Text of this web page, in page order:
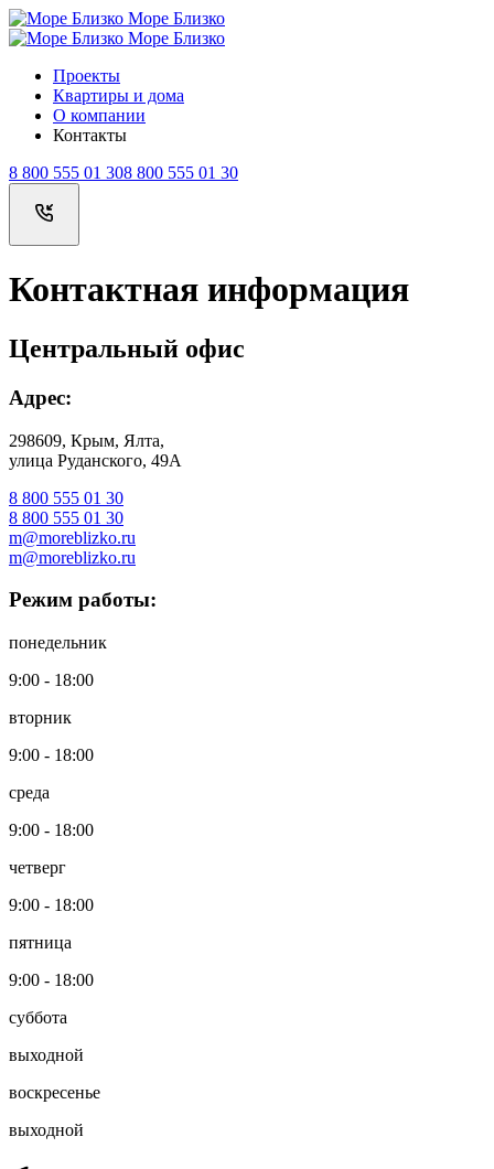
Море Близко
Море Близко
Проекты
Квартиры и дома
О компании
Контакты
8 800 555 01 308 800 555 01 30
Контактная информация
Центральный офис
Адрес:
298609, Крым, Ялта,
улица Руданского, 49А
8 800 555 01 30
8 800 555 01 30
m@moreblizko.ru
m@moreblizko.ru
Режим работы:
понедельник
9:00 ‑ 18:00
вторник
9:00 ‑ 18:00
среда
9:00 ‑ 18:00
четверг
9:00 ‑ 18:00
пятница
9:00 ‑ 18:00
суббота
выходной
воскресенье
выходной